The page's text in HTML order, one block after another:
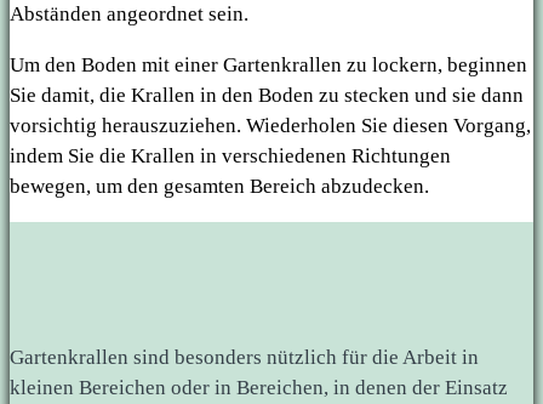
Abständen angeordnet sein.
Um den Boden mit einer Gartenkrallen zu lockern, beginnen
Sie damit, die Krallen in den Boden zu stecken und sie dann
vorsichtig herauszuziehen. Wiederholen Sie diesen Vorgang,
indem Sie die Krallen in verschiedenen Richtungen
bewegen, um den gesamten Bereich abzudecken.
Gartenkrallen sind besonders nützlich für die Arbeit in
kleinen Bereichen oder in Bereichen, in denen der Einsatz